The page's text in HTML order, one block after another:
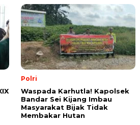
Polri
Waspada Karhutla! Kapolsek
Bandar Sei Kijang Imbau
Masyarakat Bijak Tidak
Membakar Hutan